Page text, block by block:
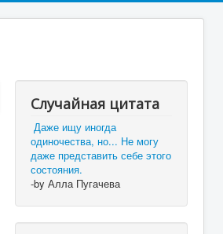
Случайная цитата
Даже ищу иногда
одиночества, но... Не могу
даже представить себе этого
состояния.
-by Алла Пугачева